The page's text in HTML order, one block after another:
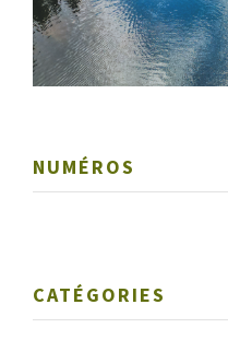
NUMÉROS
CATÉGORIES